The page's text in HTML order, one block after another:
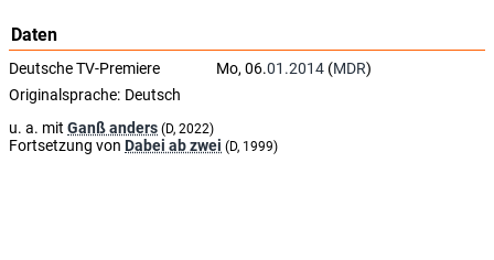
Daten
Deutsche TV-Premiere Mo, 06.01.2014 (MDR)
Originalsprache: Deutsch
u. a. mit Ganß anders (D, 2022)
Fortsetzung von Dabei ab zwei (D, 1999)